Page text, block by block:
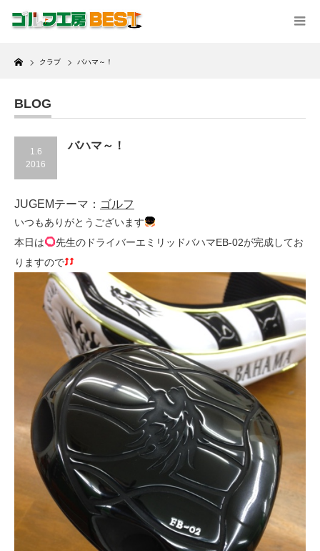
Home
クラブ バハマ～！
BLOG
1.6
2016
バハマ～！
JUGEMテーマ： ゴルフ
いつもありがとうございます
本日は
先生のドライバーエミリッドバハマEB-02が完成してお
りますので